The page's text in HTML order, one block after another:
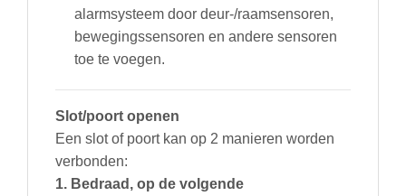
alarmsysteem door deur-/raamsensoren,
bewegingssensoren en andere sensoren
toe te voegen.
Slot/poort openen
Een slot of poort kan op 2 manieren worden
verbonden:
1. Bedraad, op de volgende